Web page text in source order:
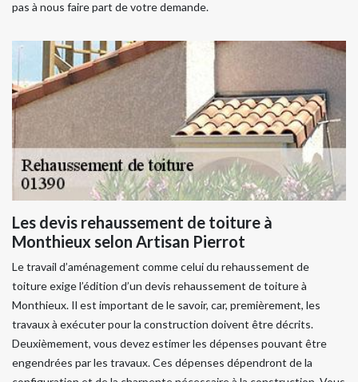
pas à nous faire part de votre demande.
Les devis rehaussement de toiture à
Monthieux selon Artisan Pierrot
Le travail d’aménagement comme celui du rehaussement de
toiture exige l’édition d’un devis rehaussement de toiture à
Monthieux. Il est important de le savoir, car, premièrement, les
travaux à exécuter pour la construction doivent être décrits.
Deuxièmement, vous devez estimer les dépenses pouvant être
engendrées par les travaux. Ces dépenses dépendront de la